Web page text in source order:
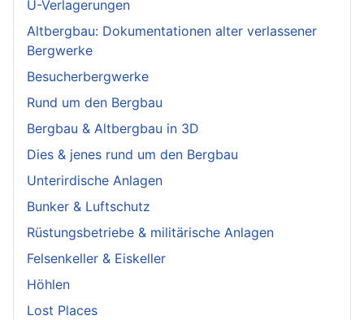
U-Verlagerungen
Altbergbau: Dokumentationen alter verlassener
Bergwerke
Besucherbergwerke
Rund um den Bergbau
Bergbau & Altbergbau in 3D
Dies & jenes rund um den Bergbau
Unterirdische Anlagen
Bunker & Luftschutz
Rüstungsbetriebe & militärische Anlagen
Felsenkeller & Eiskeller
Höhlen
Lost Places